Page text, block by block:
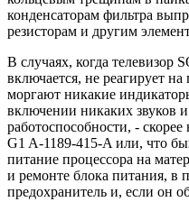
конденсаторам фильтра
резисторам и другим
В случаях, когда телевизор
включается, не реагирует
моргают никакие
включении никаких звуков
работоспособности, -
G1 A-1189-415-A или, что
питание процессора на
и ремонте блока питания, в
предохранитель и, если он